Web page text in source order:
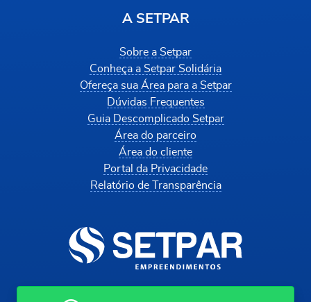
A SETPAR
Sobre a Setpar
Conheça a Setpar Solidária
Ofereça sua Área para a Setpar
Dúvidas Frequentes
Guia Descomplicado Setpar
Área do parceiro
Área do cliente
Portal da Privacidade
Relatório de Transparência